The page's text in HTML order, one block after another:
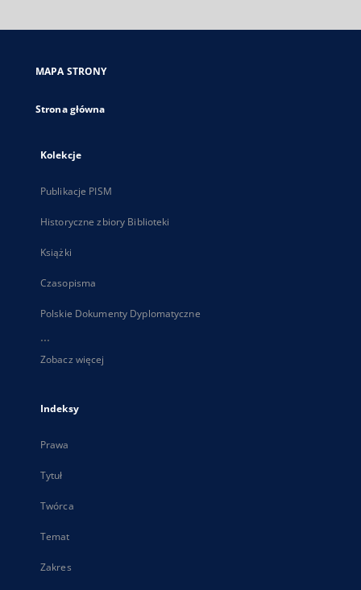
się
karcie
MAPA STRONY
Strona główna
Kolekcje
Publikacje PISM
Historyczne zbiory Biblioteki
Książki
Czasopisma
Polskie Dokumenty Dyplomatyczne
...
Zobacz więcej
Indeksy
Prawa
Tytuł
Twórca
Temat
Zakres